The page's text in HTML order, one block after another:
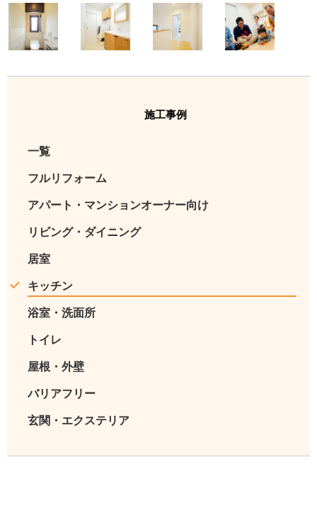
13 14 15 16
施工事例
一覧
フルリフォーム
アパート・マンションオーナー向け
リビング・ダイニング
居室
キッチン
浴室・洗面所
トイレ
屋根・外壁
バリアフリー
玄関・エクステリア